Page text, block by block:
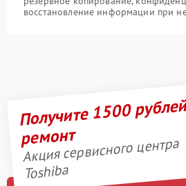
восстановление информации при
Получите 1500
ремонт
Акция сервисного центра
Toshiba